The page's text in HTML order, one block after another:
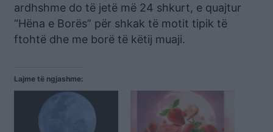
ardhshme do të jetë më 24 shkurt, e quajtur
“Hëna e Borës” për shkak të motit tipik të
ftohtë dhe me borë të këtij muaji.
Lajme të ngjashme: